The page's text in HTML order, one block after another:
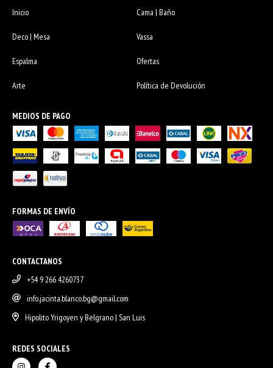
Inicio
Cama | Baño
Deco | Mesa Vassa
Espalma Ofertas
Arte Política de Devolución
MEDIOS DE PAGO
FORMAS DE ENVÍO
CONTACTANOS
+54 9 266 4260737
info.jacinta.blanco.bg@gmail.com
Hipolito Yrigoyen y Belgrano | San Luis
REDES SOCIALES